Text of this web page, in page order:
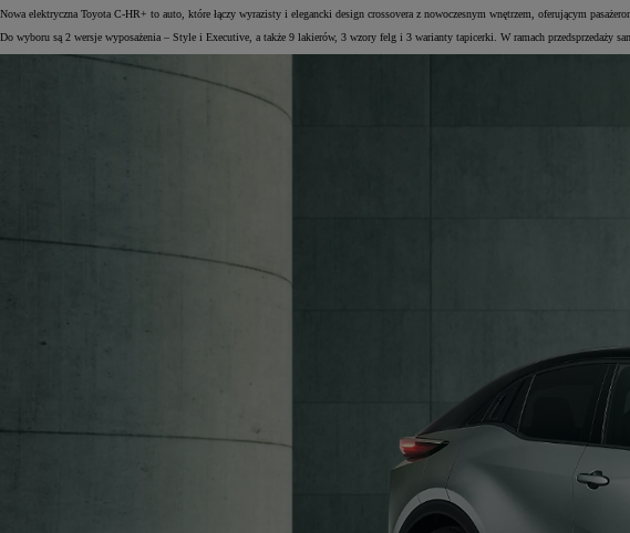
Yaris Cross
Nowa elektryczna Toyota C-HR+ to auto, które łączy wyrazisty i elegancki design crossovera z nowoczesnym wnętrzem, oferującym
Do wyboru są 2 wersje wyposażenia – Style i Executive, a także 9 lakierów, 3 wzory felg i 3 warianty tapicerki. W ramach przedsprzedaży